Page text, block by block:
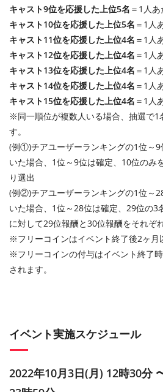
キャスト9位を応援した上位5名 ＝1人
キャスト10位を応援した上位5名 ＝1人
キャスト11位を応援した上位4名 ＝1人
キャスト12位を応援した上位4名 ＝1人
キャスト13位を応援した上位4名 ＝1人
キャスト14位を応援した上位4名 ＝1人
キャスト15位を応援した上位4名 ＝1人
※同一順位が複数人いる場合、抽選で1
す。
(例①)チアユーザーランキングの1位～9
いた場合、1位～9位は確定、10位のみ
り選出
(例②)チアユーザーランキングの1位～
いた場合、1位～28位は確定、29位の3
に対して29位報酬と30位報酬をそれぞ
※フリーコインはイベント終了後2ヶ月
※フリーコインの付与はイベント終了
されます。
イベント実施スケジュール
2022年10月3日(月) 12時30分